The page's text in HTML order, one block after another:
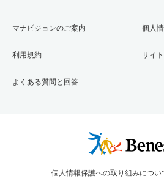
マナビジョンのご案内
利用規約
よくある質問と回答
個人
サイ
個人情報保護への取り組みについ